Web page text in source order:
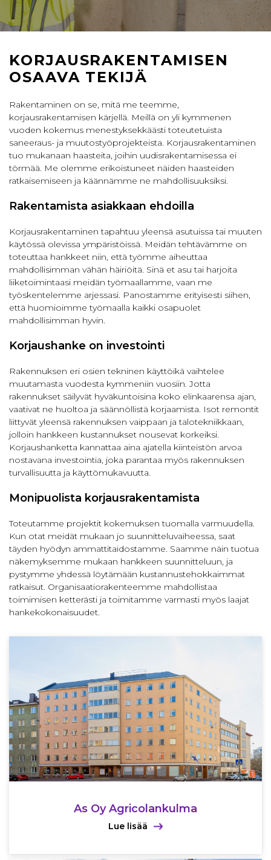
KORJAUS­RAKENTAMISEN
OSAAVA TEKIJÄ
Rakentaminen on se, mitä me teemme,
korjausrakentamisen kärjellä. Meillä on yli kymmenen
vuoden kokemus menestyksekkäästi toteutetuista
saneeraus- ja muutostyöprojekteista. Korjausrakentaminen
tuo mukanaan haasteita, joihin uudisrakentamisessa ei
törmää. Me olemme erikoistuneet näiden haasteiden
ratkaisemiseen ja käännämme ne mahdollisuuksiksi.
Rakentamista asiakkaan ehdoilla
Korjausrakentaminen tapahtuu yleensä asutuissa tai muuten
käytössä olevissa ympäristöissä. Meidän tehtävämme on
toteuttaa hankkeet niin, että työmme aiheuttaa
mahdollisimman vähän häiriöitä. Sinä et asu tai harjoita
liiketoimintaasi meidän työmaallamme, vaan me
työskentelemme arjessasi. Panostamme erityisesti siihen,
että huomioimme työmaalla kaikki osapuolet
mahdollisimman hyvin.
Korjaushanke on investointi
Rakennuksen eri osien tekninen käyttöikä vaihtelee
muutamasta vuodesta kymmeniin vuosiin. Jotta
rakennukset säilyvät hyväkuntoisina koko elinkaarensa ajan,
vaativat ne huoltoa ja säännöllistä korjaamista. Isot remontit
liittyvät yleensä rakennuksen vaippaan ja talotekniikkaan,
jolloin hankkeen kustannukset nousevat korkeiksi.
Korjaushanketta kannattaa aina ajatella kiinteistön arvoa
nostavana investointia, joka parantaa myös rakennuksen
turvallisuutta ja käyttömukavuutta.
Monipuolista korjausrakentamista
Toteutamme projektit kokemuksen tuomalla varmuudella.
Kun otat meidät mukaan jo suunnitteluvaiheessa, saat
täyden hyödyn ammattitaidostamme. Saamme näin tuotua
näkemyksemme mukaan hankkeen suunnitteluun, ja
pystymme yhdessä löytämään kustannustehokkaimmat
ratkaisut. Organisaatiorakenteemme mahdollistaa
toimimisen ketterästi ja toimitamme varmasti myös laajat
hankekokonaisuudet.
As Oy Agricolan­kulma
Lue lisää